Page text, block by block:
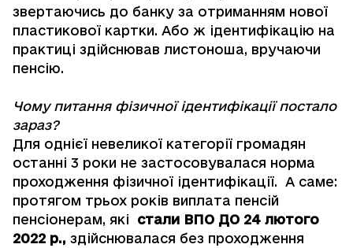
звертаючись до банку за отриманням нової
пластикової картки. Або ж ідентифікацію на
практиці здійснював листоноша, вручаючи
пенсію.
Чому питання фізичної ідентифікації постало
зараз?
Для однієї невеликої категорії громадян
останні 3 роки не застосовувалася норма
проходження фізичної ідентифікації. А саме:
протягом трьох років виплата пенсій
пенсіонерам, які стали ВПО ДО 24 лютого
2022 р., здійснювалася без проходження